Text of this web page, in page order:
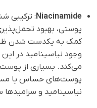
Niacinamide: ترکیبی
پوستی، بهبود
کمک به یکدست شدن
وجود نیاسینامید در
می‌کند. بسیاری از
پوست‌های حساس یا
نیاسینامید و سرامیدها